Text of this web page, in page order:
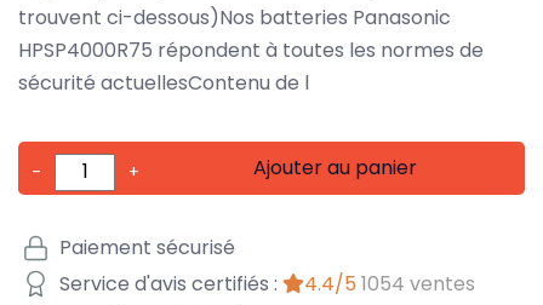
trouvent ci-dessous)Nos batteries Panasonic
HPSP4000R75 répondent à toutes les normes de
sécurité actuellesContenu de l
- + Ajouter au panier
Paiement sécurisé
Service d'avis certifiés :
4.4/5 1054 ventes